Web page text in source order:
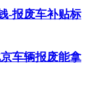
-报废车补贴标
车辆报废能拿